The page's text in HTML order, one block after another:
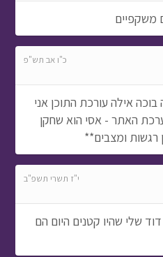
משקפיים
כ"ו אב תש"פ
אילה עורכת התוכן אני
האתר - אסי הוא שחקן
רגשות ומצבים**
י"ז תשרי תשפ"ב
שלי שהיו קטנים היום הם